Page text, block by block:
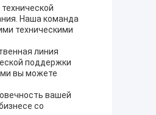
Наша команда
техническими
линия
поддержки
вы можете
вашей
со